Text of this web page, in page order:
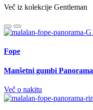
Več iz kolekcije Gentleman
Fope
Manšetni gumbi Panorama
Več o nakitu